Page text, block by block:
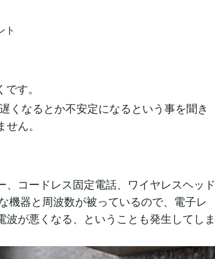
ト
す。
くなるとか不安定になるという事を聞き
ん。
コードレス固定電話、ワイヤレスヘッド
機器と周波数が被っているので、電子レ
が悪くなる、ということも発生してしま